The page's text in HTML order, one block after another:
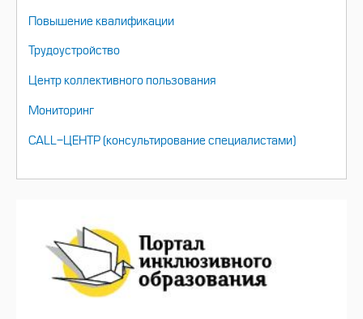
Повышение квалификации
Трудоустройство
Центр коллективного пользования
Мониторинг
CALL-ЦЕНТР (консультирование специалистами)